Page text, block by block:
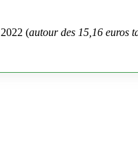
(autour des 15,16 euros